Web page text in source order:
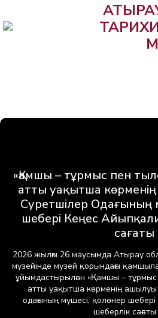
«Қамшы – тұрмыс пен
атты уақытша
Суретшілер Одағының
шебері Кеңес
сағаты
2026 жылғы 26 маусымда Атырау
музейінде музей қорындағы
ұйымдастырылған «Қамшы –
атты уақытша көрменің
одағының мүшесі, қолөнер
шеберлік сағаты